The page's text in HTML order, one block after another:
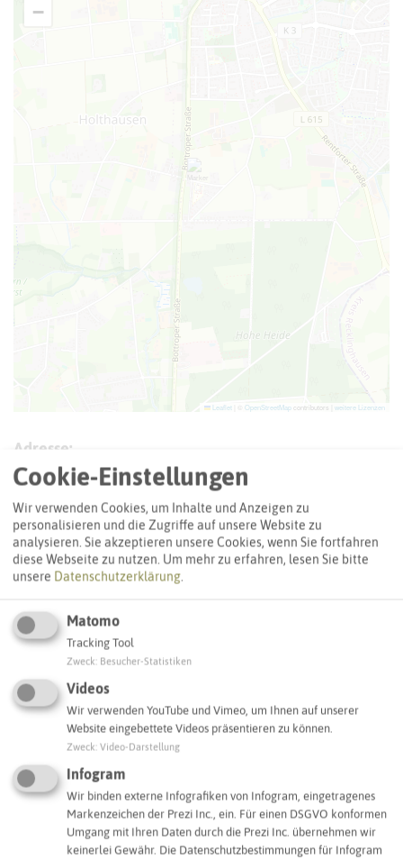
−
Leaflet OpenStreetMapcontributors | weitere Lizenzen
Adresse:
Grundschulverbund Gregor Teilstandort Gregorschule
46244 Bottrop
Webseite
Interaktive Karte
SCHLAGWORTE
So ordnen wir dieses Objekt ein
Ganztagsschulen
Bottrop
Cookie-Einstellungen
Wir verwenden Cookies, um Inhalte und Anzeigen zu
personalisieren und die Zugriffe auf unsere Website zu
analysieren. Sie akzeptieren unsere Cookies, wenn Sie fortfahren
diese Webseite zu nutzen. Um mehr zu erfahren, lesen Sie bitte
unsere Datenschutzerklärung.
Matomo
Tracking Tool
Zweck Besucher-Statistiken
Videos
Wir verwenden YouTube und Vimeo, um Ihnen auf unserer
Website eingebettete Videos präsentieren zu können.
Zweck Video-Darstellung
Infogram
Wir binden externe Infografiken von Infogram, eingetragenes
Markenzeichen der Prezi Inc., ein. Für einen DSGVO konformen
Umgang mit Ihren Daten durch die Prezi Inc. übernehmen wir
keinerlei Gewähr. Die Datenschutzbestimmungen für Infogram